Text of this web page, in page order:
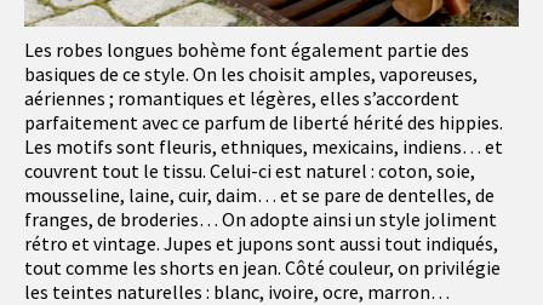
Les robes longues bohème font également partie des
basiques de ce style. On les choisit amples, vaporeuses,
aériennes ; romantiques et légères, elles s’accordent
parfaitement avec ce parfum de liberté hérité des hippies.
Les motifs sont fleuris, ethniques, mexicains, indiens… et
couvrent tout le tissu. Celui-ci est naturel : coton, soie,
mousseline, laine, cuir, daim… et se pare de dentelles, de
franges, de broderies… On adopte ainsi un style joliment
rétro et vintage. Jupes et jupons sont aussi tout indiqués,
tout comme les shorts en jean. Côté couleur, on privilégie
les teintes naturelles : blanc, ivoire, ocre, marron…